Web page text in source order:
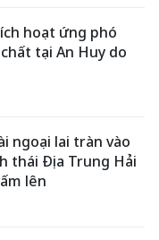
hoạt ứng phó
tại An Huy do
ngoại lai tràn vào
thái Địa Trung Hải
lên